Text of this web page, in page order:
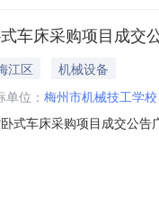
车床采购项目成交
江区
机械设备
单位： 梅州市机械技工学校
式车床采购项目成交公
床采购项目三、项目编